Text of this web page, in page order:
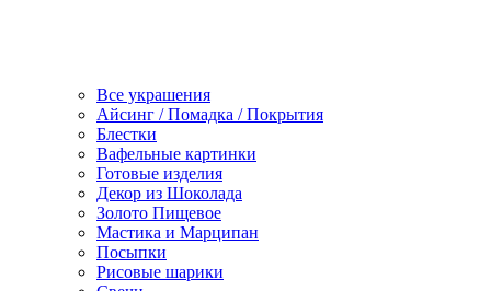
Все украшения
Айсинг / Помадка / Покрытия
Блестки
Вафельные картинки
Готовые изделия
Декор из Шоколада
Золото Пищевое
Мастика и Марципан
Посыпки
Рисовые шарики